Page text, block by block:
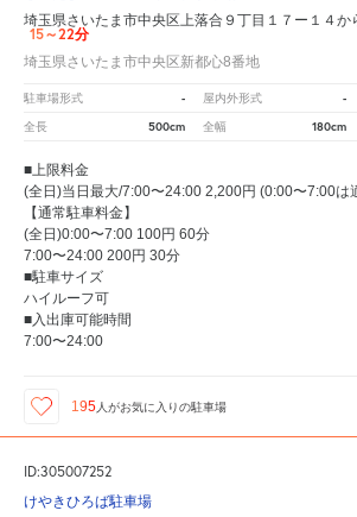
埼玉県さいたま市中央区上落合９丁目１７ー１４か
15～22分
埼玉県さいたま市中央区新都心8番地
駐車場形式 - 屋内外形式 -
全長 500cm 全幅 180cm
■上限料金
(全日)当日最大/7:00〜24:00 2,200円 (0:00〜7:00は
【通常駐車料金】
(全日)0:00〜7:00 100円 60分
7:00〜24:00 200円 30分
■駐車サイズ
ハイルーフ可
■入出庫可能時間
7:00〜24:00
195 人がお気に入りの駐車場
ID:305007252
けやきひろば駐車場